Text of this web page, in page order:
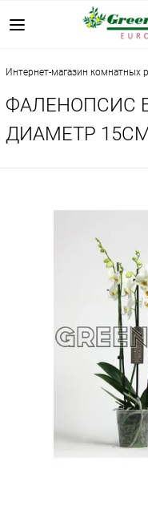
интернет-магазин комнатных
ФАЛЕНОПСИС
ДИАМЕТР